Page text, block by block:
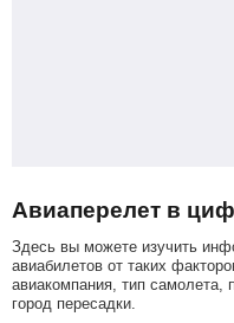
Авиаперелет в
Здесь вы можете изучить
авиабилетов от таких
авиакомпания, тип самолета,
город пересадки.